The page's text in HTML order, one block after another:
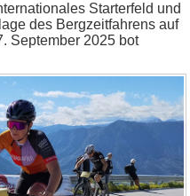
Starterfeld und
des Bergzeitfahrens auf
September 2025 bot